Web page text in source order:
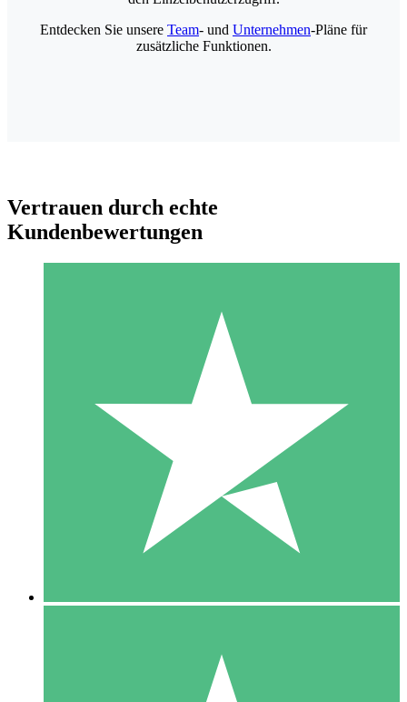
Individuelle Credit-Pakete
Zahlen Sie nach Bedarf mit Download-Credits. Keine
monatliche Verpflichtung erforderlich.
10 00
10 Downloads
20 00
Entdecken Sie unsere Team- und Unternehmen-Pläne für
zusätzliche Funktionen.
Vertrauen durch echte
Kundenbewertungen